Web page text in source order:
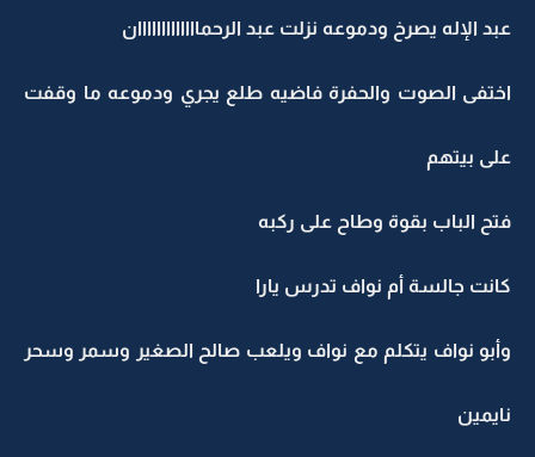
عبد الإله يصرخ ودموعه نزلت عبد الرحمااااااااااااان
اختفى الصوت والحفرة فاضيه طلع يجري ودموعه ما وقفت
على بيتهم
فتح الباب بقوة وطاح على ركبه
كانت جالسة أم نواف تدرس يارا
وأبو نواف يتكلم مع نواف ويلعب صالح الصغير وسمر وسحر
نايمين